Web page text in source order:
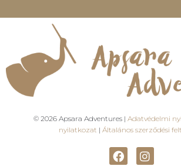
© 2026 Apsara Adventures | Adatvédelmi
nyilatkozat | Általános szerződési